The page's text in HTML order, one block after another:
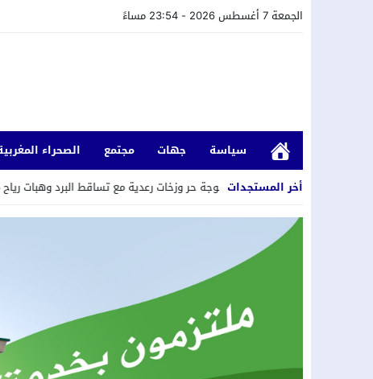
الجمعة 7 أغسطس 2026 - 23:54 مساءً
سياسة جهات مجتمع الصحراء
أخر المستجدات
موجة حر وزخات رعدية مع تساقط البرد وهبات رياح من الجمعة إلى